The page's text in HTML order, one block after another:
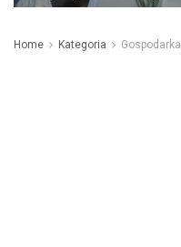
Home Kategoria Gospodarka